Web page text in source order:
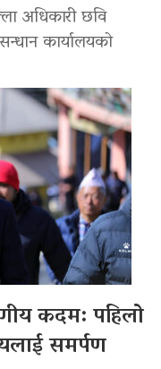
अधिकारी छवि
कार्यालयको
कदम: पहिलो
समर्पण